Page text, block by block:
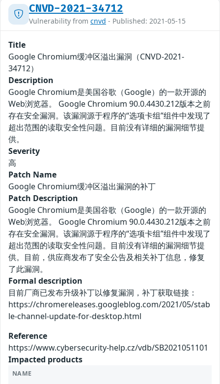
CNVD-2021-34712
Vulnerability from cnvd - Published: 2021-05-15
Title
Google Chromium缓冲区溢出漏洞（CNVD-2021-
34712）
Description
Google Chromium是美国谷歌（Google）的一款开源的
Web浏览器。 Google Chromium 90.0.4430.212版本之前
存在安全漏洞。该漏洞源于程序的“选项卡组”组件中发现了
超出范围的读取安全性问题。目前没有详细的漏洞细节提
供。
Severity
高
Patch Name
Google Chromium缓冲区溢出漏洞的补丁
Patch Description
Google Chromium是美国谷歌（Google）的一款开源的
Web浏览器。 Google Chromium 90.0.4430.212版本之前
存在安全漏洞。该漏洞源于程序的“选项卡组”组件中发现了
超出范围的读取安全性问题。目前没有详细的漏洞细节提
供。目前，供应商发布了安全公告及相关补丁信息，修复
了此漏洞。
Formal description
目前厂商已发布升级补丁以修复漏洞，补丁获取链接：
https://chromereleases.googleblog.com/2021/05/stab
le-channel-update-for-desktop.html
Reference
https://www.cybersecurity-help.cz/vdb/SB2021051101
Impacted products
NAME